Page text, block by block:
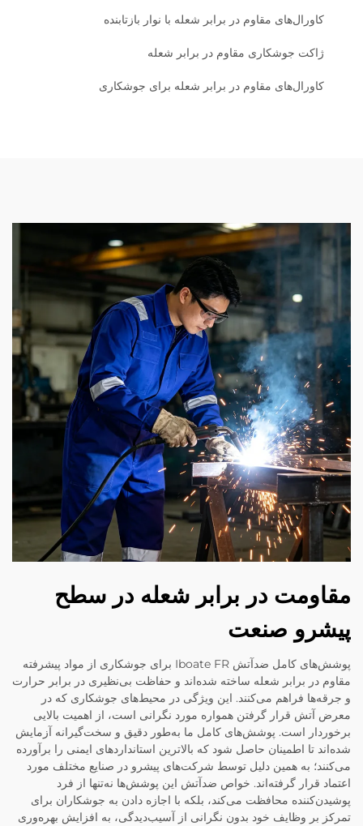
کاورال‌های مقاوم در برابر شعله با نوار بازتابنده
ژاکت جوشکاری مقاوم در برابر شعله
کاورال‌های مقاوم در برابر شعله برای جوشکاری
مقاومت در برابر شعله در سطح
پیشرو صنعت
پوشش‌های کامل ضدآتش Iboate FR برای جوشکاری از مواد پیشرفته
مقاوم در برابر شعله ساخته شده‌اند و حفاظت بی‌نظیری در برابر حرارت
و جرقه‌ها فراهم می‌کنند. این ویژگی در محیط‌های جوشکاری که در
معرض آتش قرار گرفتن همواره مورد نگرانی است، از اهمیت بالایی
برخوردار است. پوشش‌های کامل ما به‌طور دقیق و سخت‌گیرانه آزمایش
شده‌اند تا اطمینان حاصل شود که بالاترین استانداردهای ایمنی را برآورده
می‌کنند؛ به همین دلیل توسط شرکت‌های پیشرو در صنایع مختلف مورد
اعتماد قرار گرفته‌اند. خواص ضدآتش این پوشش‌ها نه‌تنها از فرد
پوشیدن‌کننده محافظت می‌کند، بلکه با اجازه دادن به جوشکاران برای
تمرکز بر وظایف خود بدون نگرانی از آسیب‌دیدگی، به افزایش بهره‌وری